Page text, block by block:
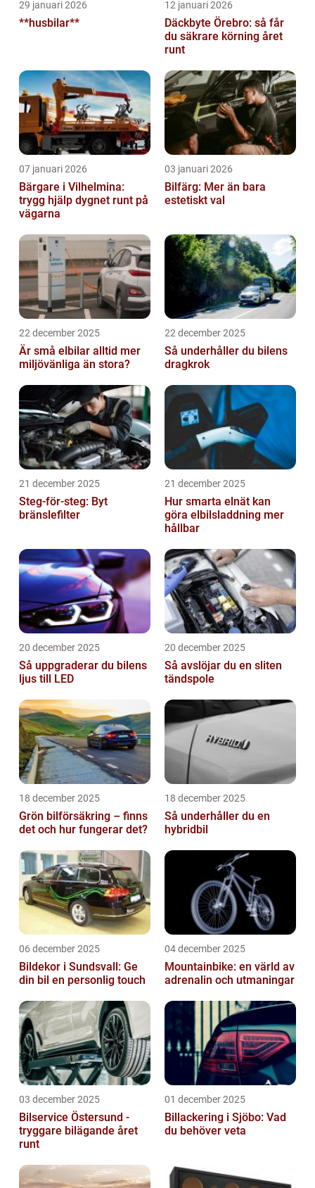
29 januari 2026
**husbilar**
12 januari 2026
Däckbyte Örebro: så får
du säkrare körning året
runt
07 januari 2026
Bärgare i Vilhelmina:
trygg hjälp dygnet runt på
vägarna
03 januari 2026
Bilfärg: Mer än bara
estetiskt val
22 december 2025
Är små elbilar alltid mer
miljövänliga än stora?
22 december 2025
Så underhåller du bilens
dragkrok
21 december 2025
Steg-för-steg: Byt
bränslefilter
21 december 2025
Hur smarta elnät kan
göra elbilsladdning mer
hållbar
20 december 2025
Så uppgraderar du bilens
ljus till LED
20 december 2025
Så avslöjar du en sliten
tändspole
18 december 2025
Grön bilförsäkring – finns
det och hur fungerar det?
18 december 2025
Så underhåller du en
hybridbil
06 december 2025
Bildekor i Sundsvall: Ge
din bil en personlig touch
04 december 2025
Mountainbike: en värld av
adrenalin och utmaningar
03 december 2025
Bilservice Östersund -
tryggare bilägande året
runt
01 december 2025
Billackering i Sjöbo: Vad
du behöver veta